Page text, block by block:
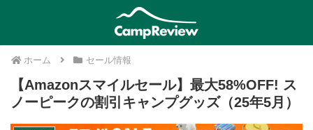
ホーム セール情報
【Amazonスマイルセール】最大58%OFF! ス
ノーピークの割引キャンプグッズ（25年5月）